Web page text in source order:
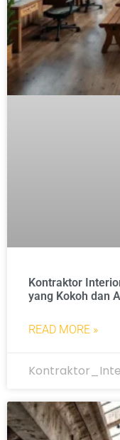
Kontraktor
yang Kokoh dan
READ MORE »